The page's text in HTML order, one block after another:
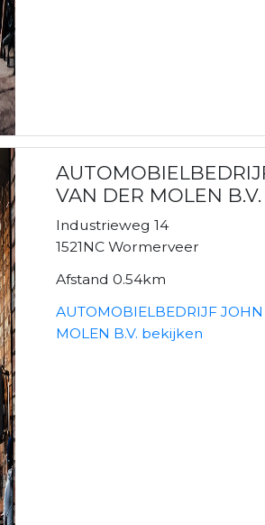
VAN DER MOLEN B.V.
Industrieweg 14
1521NC Wormerveer
Afstand 0.54km
AUTOMOBIELBEDRIJF JOHN
MOLEN B.V. bekijken